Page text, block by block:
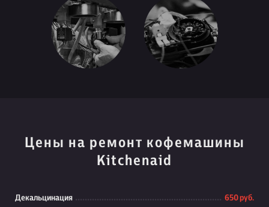
Цены на ремонт кофемашины
Kitchenaid
Декальцинация 650 руб.